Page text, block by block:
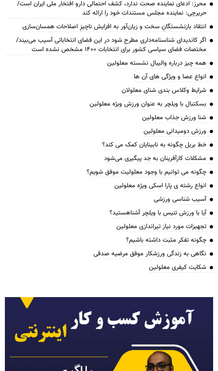
محرز: ادعای نماینده صحت ندارد، کشف احتمالی دارو افتخار ملی ایران است/
حریرچی: نماینده مجلس مستندات خود را ارائه کند
انتقاد بازنشستگانِ سخت و زیان‌آور به افزایش ناچیزِ اصلاحات همسان‌سازی
اگر کاندیدای شناسنامه‌‎داری مطرح شود در این فضای انتخاباتی آسیب می‌بیند/
مختصات فضای سیاسی کشور برای انتخابات ۱۴۰۰ مشخص نشده است
همه چیز درباره والیبال نشسته معلولین
انواع عصا و ویژگی های آن ها
شرایط وکلاس بندی شنای معلولان
بسکتبال با ویلچر به عنوان ورزش ویژه معلولین
شنا ورزش جذاب معلولین
ورزش دومیدانی معلولین
خط بریل چگونه به نابینایان کمک می کند؟
مشکلات کارآفرینان به جد پیگیری می‌شود
چگونه می توانیم با وجود معلولیت موفق شویم؟
انواع رشته ی پارا اسکی ویژه معلولین
آسیب شناسی ورزشی
آیا با ورزش تنیس با ویلچر آشناهستید؟
تجهیزات مورد نیاز تیراندازی معلولین
چگونه تفکر مثبت داشته باشیم؟
نگاهی به زندگی ورزشکار موفق مرضیه صدقی
شکایت کیفری معلولین